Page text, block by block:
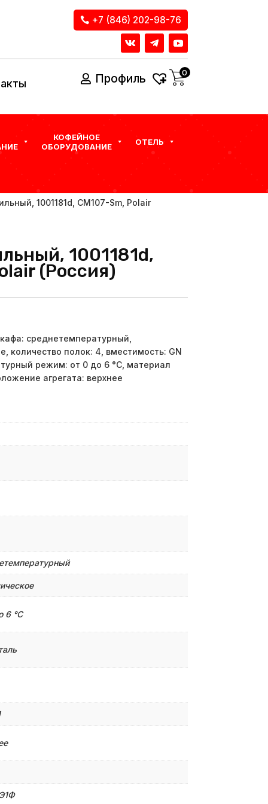
+7 (846) 202-98-76
Профиль 0
КОФЕЙНОЕ
ОБОРУДОВАНИЕ
ОТЕЛЬ
1001181d, CM107-Sm, Polair
1001181d,
(Россия)
среднетемпературный,
количество полок: 4, вместимость: GN
режим: от 0 до 6 °C, материал
агрегата: верхнее
6 °C